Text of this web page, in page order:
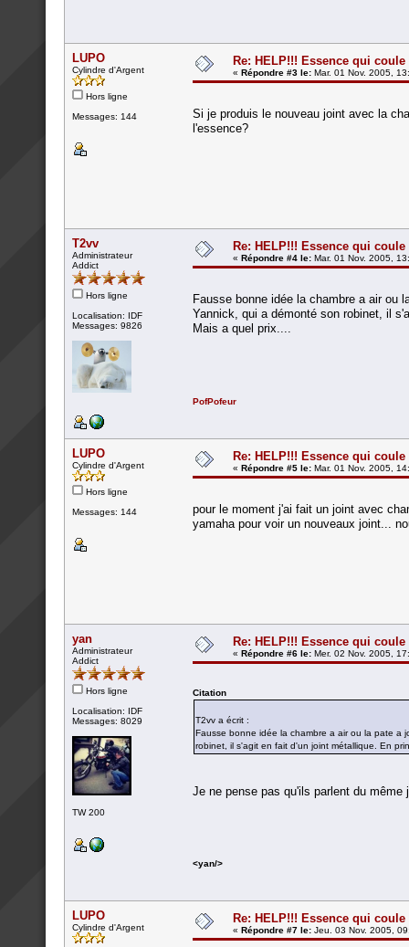
LUPO
Cylindre d'Argent
Hors ligne
Messages: 144
Re: HELP!!! Essence qui
« Répondre #3 le: Mar. 01 Nov. 2005,
Si je produis le nouveau joint avec la
l'essence?
T2vv
Administrateur
Addict
Hors ligne
Localisation: IDF
Messages: 9826
Re: HELP!!! Essence qui
« Répondre #4 le: Mar. 01 Nov. 2005,
Fausse bonne idée la chambre a air ou
Yannick, qui a démonté son robinet, il
Mais a quel prix....
PofPofeur
LUPO
Cylindre d'Argent
Hors ligne
Messages: 144
Re: HELP!!! Essence qui
« Répondre #5 le: Mar. 01 Nov. 2005,
pour le moment j'ai fait un joint avec
yamaha pour voir un nouveaux joint...
yan
Administrateur
Addict
Hors ligne
Localisation: IDF
Messages: 8029
TW 200
Re: HELP!!! Essence qui
« Répondre #6 le: Mer. 02 Nov. 2005,
Citation
T2vv a écrit :
Fausse bonne idée la chambre a air ou la pate a
robinet, il s'agit en fait d'un joint métallique. En
Je ne pense pas qu'ils parlent du même
<yan/>
LUPO
Cylindre d'Argent
Re: HELP!!! Essence qui
« Répondre #7 le: Jeu. 03 Nov. 2005,